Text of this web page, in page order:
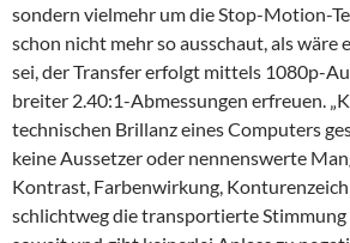
sondern vielmehr um die Stop-Motion-
schon nicht mehr so ausschaut, als wäre
sei, der Transfer erfolgt mittels 1080p-
breiter 2.40:1-Abmessungen erfreuen.
technischen Brillanz eines Computers
keine Aussetzer oder nennenswerte
Kontrast, Farbenwirkung,
schlichtweg die transportierte Stimmung